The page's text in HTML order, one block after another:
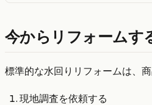
今からリフォームす
標準的な水回りリフォームは、
現地調査を依頼する